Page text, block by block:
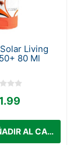
Living
80 Ml